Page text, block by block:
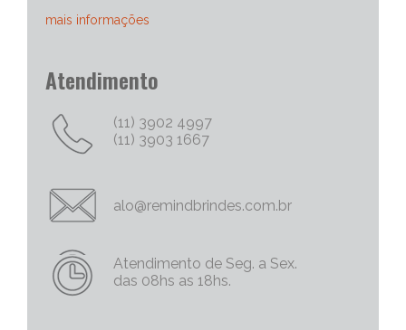
mais informações
eficazes para iniciar uma conversa com um
corporativo, quanto mais exclusivo e
personalizado, melhor será o “quebra do gelo”,
e abrirá mais espaço para tratativas
Chame Mais Atenção com Brinde Corporativos
Personalizados Criativos
as nossas empresas e nossas marcas e
produtos. Não há uma palavra mais poderosa
no marketing do que a palavra
Atendimento
(11) 3902 4997
(11) 3903 1667
alo@remindbrindes.com.br
Atendimento de Seg. a Sex.
das 08hs as 18hs.